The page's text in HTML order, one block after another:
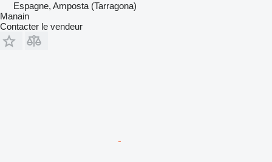
Espagne, Amposta (Tarragona)
Manain
Contacter le vendeur